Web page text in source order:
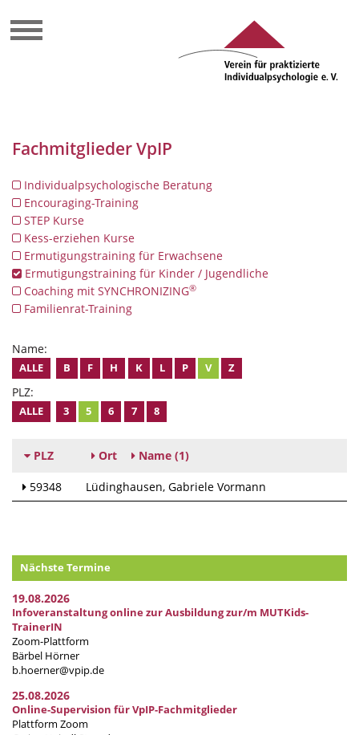
Fachmitglieder VpIP
Individualpsychologische Beratung
Encouraging-Training
STEP Kurse
Kess-erziehen Kurse
Ermutigungstraining für Erwachsene
Ermutigungstraining für Kinder / Jugendliche
Coaching mit SYNCHRONIZING®
Familienrat-Training
Name:
ALLE B F H K L P V Z
PLZ:
ALLE 3 5 6 7 8
PLZ Ort Name (1)
59348 Lüdinghausen Gabriele Vormann
Nächste Termine
19.08.2026
Infoveranstaltung online zur Ausbildung zur/m MUTKids-
TrainerIN
Zoom-Plattform
Bärbel Hörner
b.hoerner@vpip.de
25.08.2026
Online-Supervision für VpIP-Fachmitglieder
Plattform Zoom